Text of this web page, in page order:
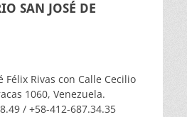
SAN JOSÉ DE
Félix Rivas con Calle Cecilio
1060, Venezuela.
/ +58-412-687.34.35